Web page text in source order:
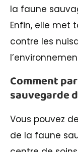
la faune
Enfin, elle met
contre les
Comment
sauvegarde
Vous pouvez
de la faune